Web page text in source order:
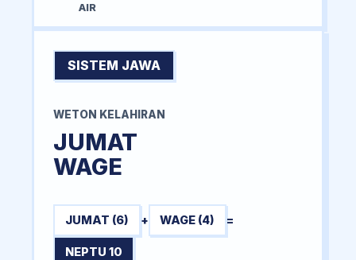
AIR
SISTEM JAWA
WETON KELAHIRAN
JUMAT
WAGE
JUMAT (6) + WAGE (4) =
NEPTU 10